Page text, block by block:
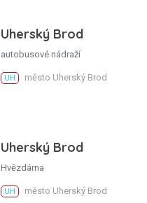
Uherský Brod
autobusové nádraží
UH město Uherský Brod
Uherský Brod
Hvězdárna
UH město Uherský Brod